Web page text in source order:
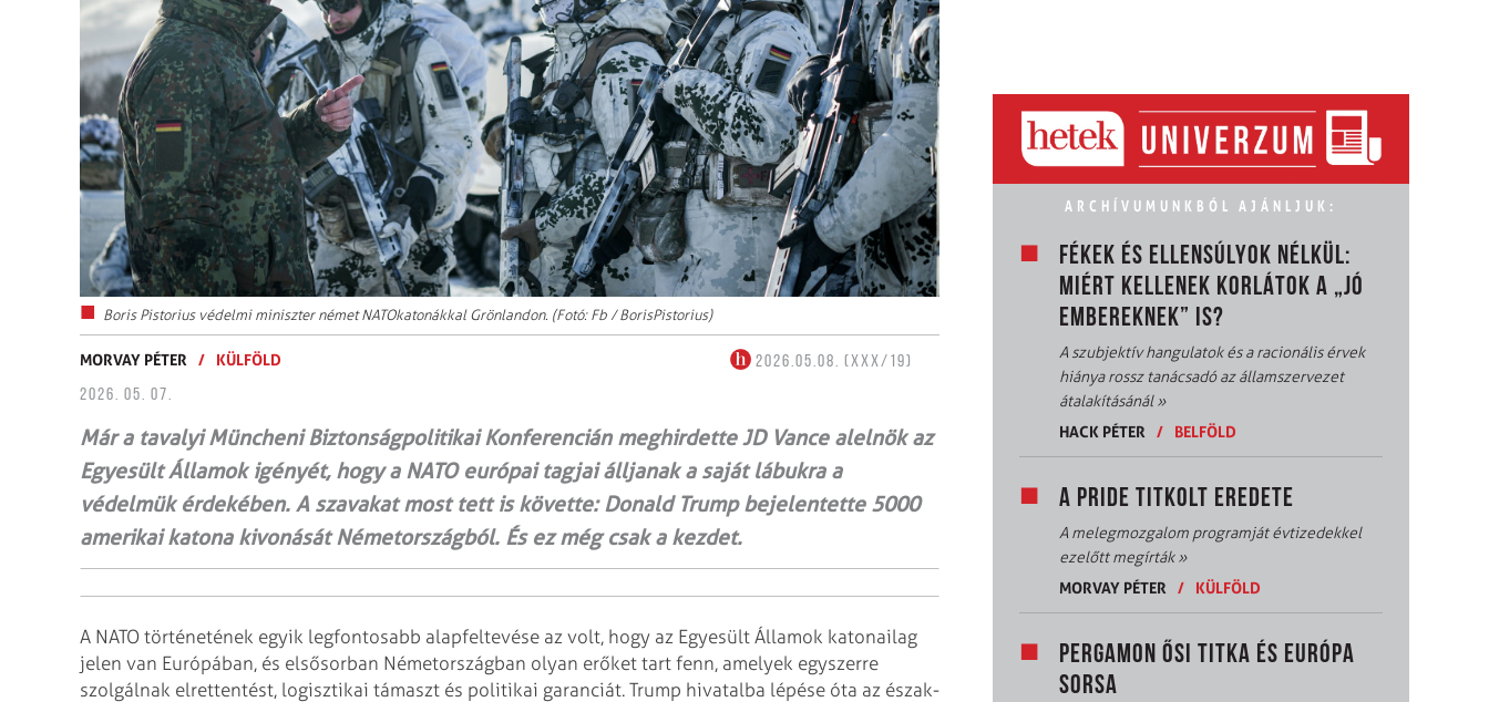
Boris Pistorius védelmi miniszter német NATOkatonákkal Grönlandon. (Fotó: Fb / BorisPistorius)
MORVAY PÉTER / KÜLFÖLD
2026.05.08. (XXX/19)
2026. 05. 07.
Már a tavalyi Müncheni Biztonságpolitikai Konferencián meghirdette JD Vance alelnök az
Egyesült Államok igényét, hogy a NATO európai tagjai álljanak a saját lábukra a
védelmük érdekében. A szavakat most tett is követte: Donald Trump bejelentette 5000
amerikai katona kivonását Németországból. És ez még csak a kezdet.
A NATO történetének egyik legfontosabb alapfeltevése az volt, hogy az Egyesült Államok katonailag
jelen van Európában, és elsősorban Németországban olyan erőket tart fenn, amelyek egyszerre
szolgálnak elrettentést, logisztikai támaszt és politikai garanciát. Trump hivatalba lépése óta az észak-
ARCHÍVUMUNKBÓL AJÁNLJUK:
FÉKEK ÉS ELLENSÚLYOK NÉLKÜL:
MIÉRT KELLENEK KORLÁTOK A „JÓ
EMBEREKNEK” IS?
A szubjektív hangulatok és a racionális érvek
hiánya rossz tanácsadó az államszervezet
átalakításánál»
HACK PÉTER
/ BELFÖLD
A PRIDE TITKOLT EREDETE
A melegmozgalom programját évtizedekkel
ezelőtt megírták»
MORVAY PÉTER
/ KÜLFÖLD
PERGAMON ŐSI TITKA ÉS EURÓPA
SORSA